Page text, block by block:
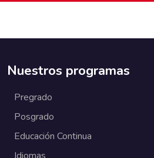
Nuestros programas
Pregrado
Posgrado
Educación Continua